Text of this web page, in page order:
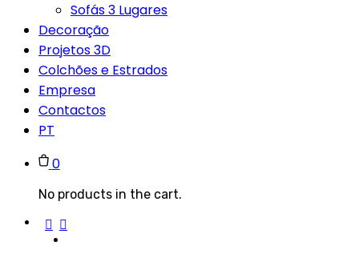
Sofás 3 Lugares
Decoração
Projetos 3D
Colchões e Estrados
Empresa
Contactos
PT
0
No products in the cart.